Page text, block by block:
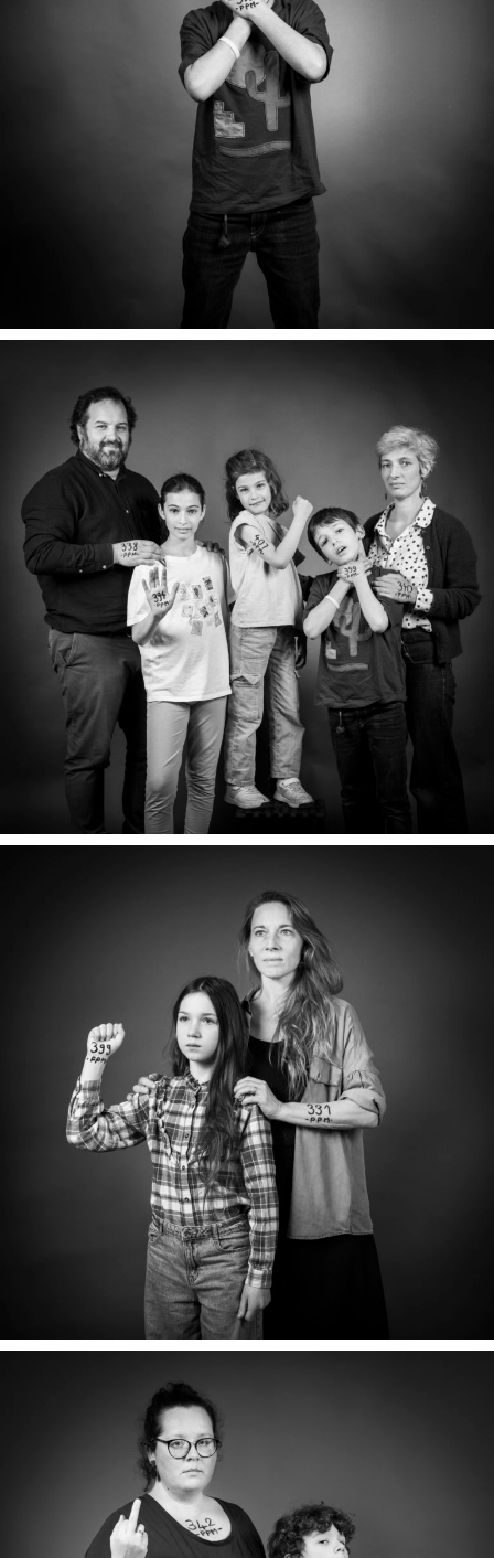
GABRIEL
CAMILLE, RODRIGO, INÈS, ISABELLE & GABRIEL
LAURANNE & ATHÉNA